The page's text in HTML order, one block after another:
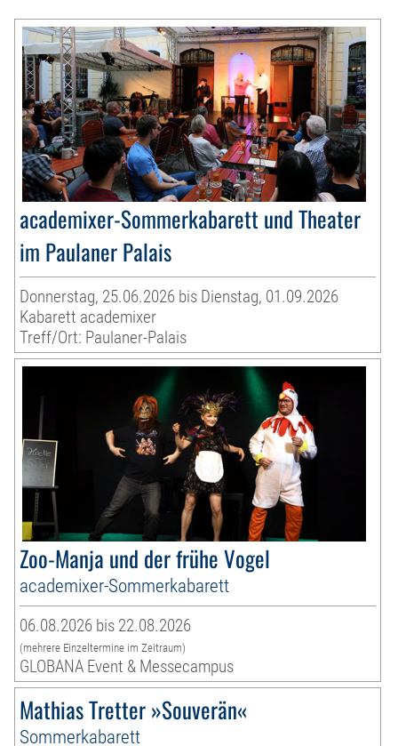
academixer-Sommerkabarett und Theater
im Paulaner Palais
Donnerstag, 25.06.2026 bis Dienstag, 01.09.2026
Kabarett academixer
Treff/Ort: Paulaner-Palais
Zoo-Manja und der frühe Vogel
academixer-Sommerkabarett
06.08.2026 bis 22.08.2026
(mehrere Einzeltermine im Zeitraum)
GLOBANA Event & Messecampus
Mathias Tretter »Souverän«
Sommerkabarett